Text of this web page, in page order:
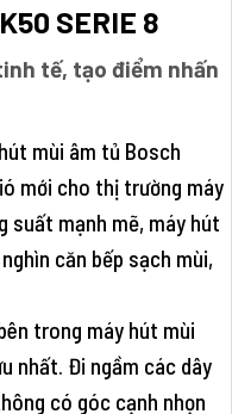
SERIE 8
tế, tạo điểm nhấn
mùi âm tủ Bosch
mới cho thị trường máy
suất mạnh mẽ, máy hút
căn bếp sạch mùi,
trong máy hút mùi
nhất. Đi ngầm các dây
có góc cạnh nhọn